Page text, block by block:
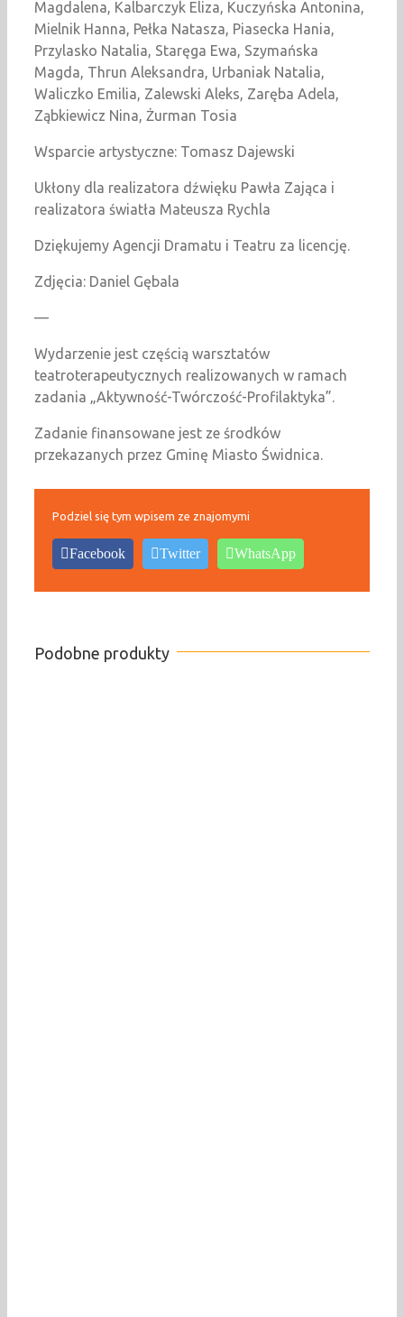
Magdalena, Kalbarczyk Eliza, Kuczyńska Antonina,
Mielnik Hanna, Pełka Natasza, Piasecka Hania,
Przylasko Natalia, Staręga Ewa, Szymańska
Magda, Thrun Aleksandra, Urbaniak Natalia,
Waliczko Emilia, Zalewski Aleks, Zaręba Adela,
Ząbkiewicz Nina, Żurman Tosia
Wsparcie artystyczne: Tomasz Dajewski
Ukłony dla realizatora dźwięku Pawła Zająca i
realizatora światła Mateusza Rychla
Dziękujemy Agencji Dramatu i Teatru za licencję.
Zdjęcia: Daniel Gębala
—
Wydarzenie jest częścią warsztatów
teatroterapeutycznych realizowanych w ramach
zadania „Aktywność-Twórczość-Profilaktyka”.
Zadanie finansowane jest ze środków
przekazanych przez Gminę Miasto Świdnica.
Podziel się tym wpisem ze znajomymi
Facebook Twitter WhatsApp
Podobne produkty